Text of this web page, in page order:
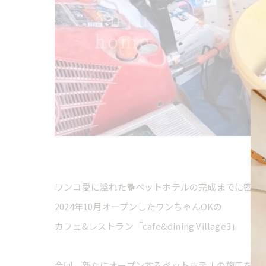
ワンコ愛に溢れた🐕ペットホテルの完成までに密着
2024年10月オープンしたワンちゃんOKの
カフェ&レストラン「cafe&dining Village3」